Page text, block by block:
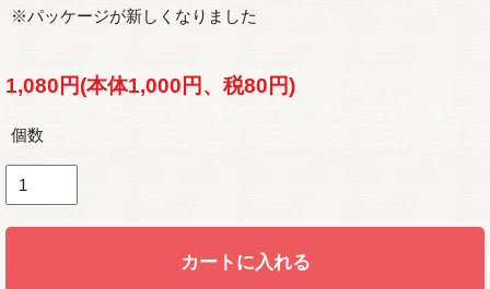
※パッケージが新しくなりました
1,080円(本体1,000円、税80円)
個数
カートに入れる